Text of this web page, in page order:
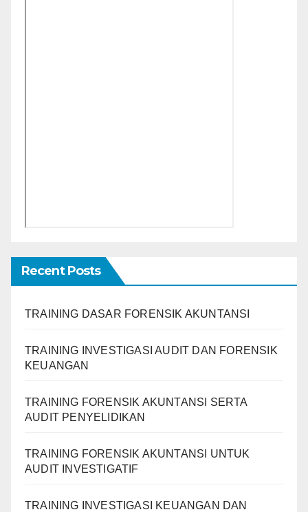
Recent Posts
TRAINING DASAR FORENSIK AKUNTANSI
TRAINING INVESTIGASI AUDIT DAN FORENSIK
KEUANGAN
TRAINING FORENSIK AKUNTANSI SERTA
AUDIT PENYELIDIKAN
TRAINING FORENSIK AKUNTANSI UNTUK
AUDIT INVESTIGATIF
TRAINING INVESTIGASI KEUANGAN DAN